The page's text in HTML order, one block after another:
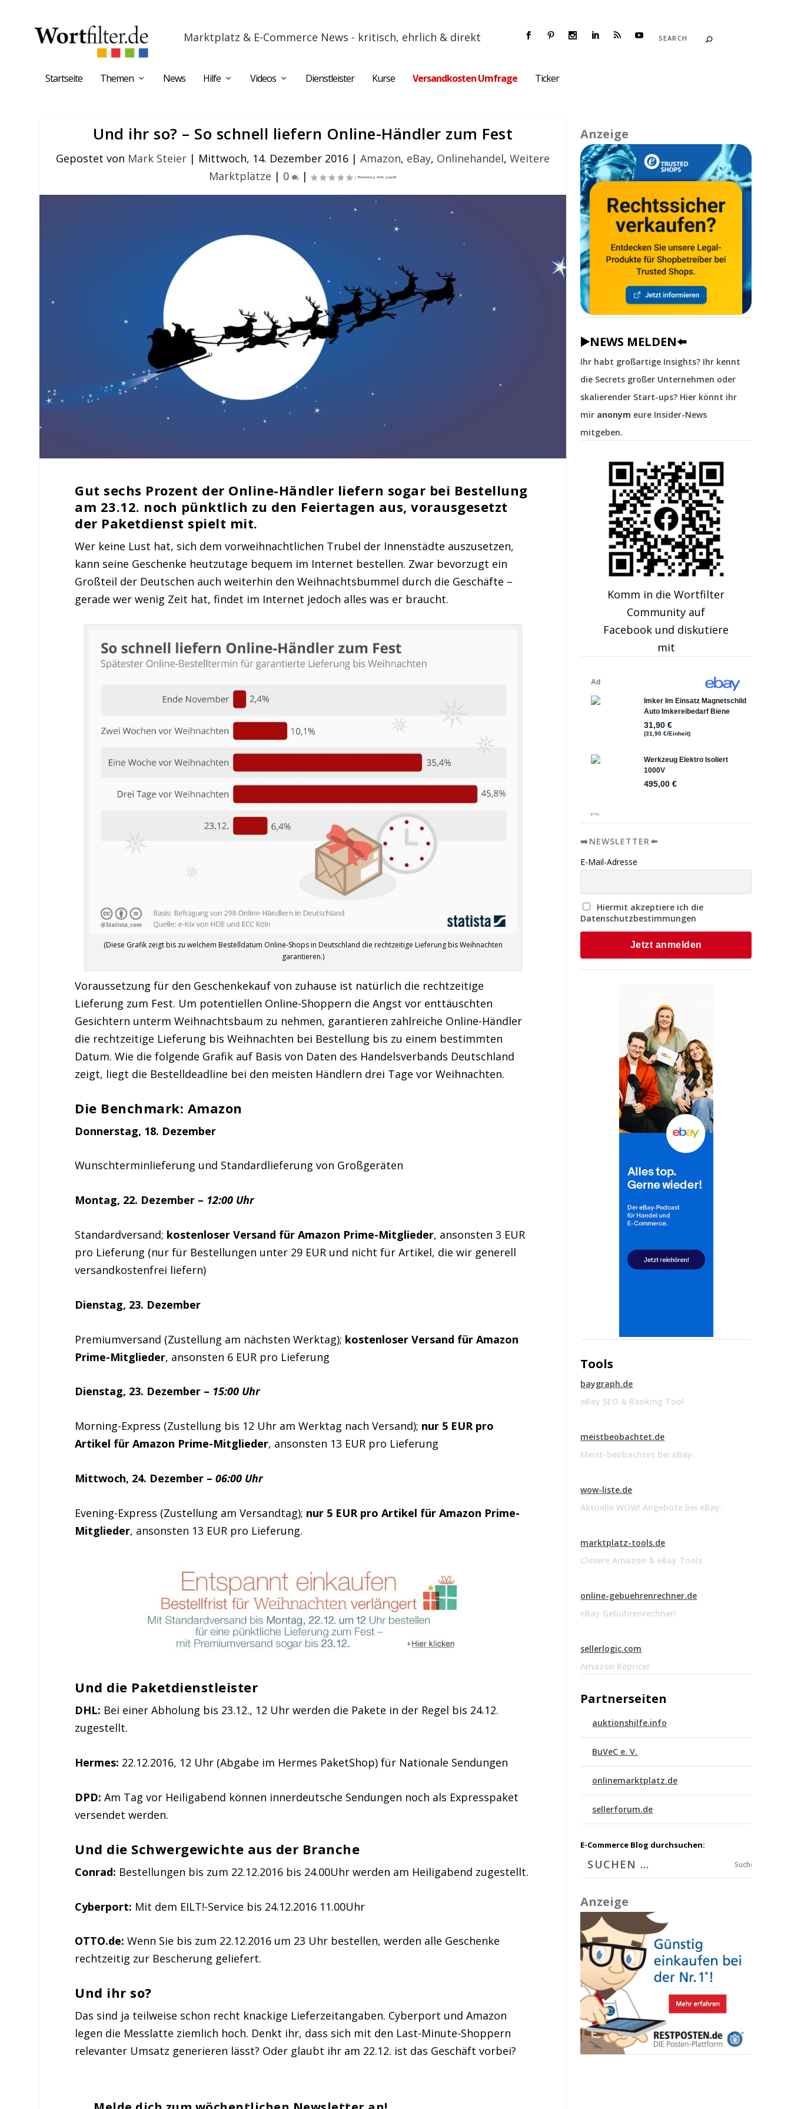
Marktplatz & E-Commerce News - kritisch, ehrlich & direkt
Startseite Themen News Hilfe Videos Dienstleister Kurse Versandkosten Umfrage Ticker
Und ihr so? – So schnell liefern Online-Händler zum Fest
Gepostet von Mark Steier | Mittwoch, 14. Dezember 2016 |Amazon, eBay, Onlinehandel,Weitere
Marktplätze | 0 |
Gut sechs Prozent der Online-Händler liefern sogar bei Bestellung
am 23.12. noch pünktlich zu den Feiertagen aus, vorausgesetzt
der Paketdienst spielt mit.
Wer keine Lust hat, sich dem vorweihnachtlichen Trubel der Innenstädte auszusetzen,
kann seine Geschenke heutzutage bequem im Internet bestellen. Zwar bevorzugt ein
Großteil der Deutschen auch weiterhin den Weihnachtsbummel durch die Geschäfte –
gerade wer wenig Zeit hat, findet im Internet jedoch alles was er braucht.
(Diese Grafik zeigt bis zu welchem Bestelldatum Online-Shops in Deutschland die rechtzeitige Lieferung bis Weihnachten
garantieren.)
Voraussetzung für den Geschenkekauf von zuhause ist natürlich die rechtzeitige
Lieferung zum Fest. Um potentiellen Online-Shoppern die Angst vor enttäuschten
Gesichtern unterm Weihnachtsbaum zu nehmen, garantieren zahlreiche Online-Händler
die rechtzeitige Lieferung bis Weihnachten bei Bestellung bis zu einem bestimmten
Datum. Wie die folgende Grafik auf Basis von Daten des Handelsverbands Deutschland
zeigt, liegt die Bestelldeadline bei den meisten Händlern drei Tage vor Weihnachten.
Die Benchmark: Amazon
Donnerstag, 18. Dezember
Wunschterminlieferung und Standardlieferung von Großgeräten
Montag, 22. Dezember – 12:00 Uhr
Standardversand; kostenloser Versand für Amazon Prime-Mitglieder, ansonsten 3 EUR
pro Lieferung (nur für Bestellungen unter 29 EUR und nicht für Artikel, die wir generell
versandkostenfrei liefern)
Dienstag, 23. Dezember
Premiumversand (Zustellung am nächsten Werktag); kostenloser Versand für Amazon
Prime-Mitglieder, ansonsten 6 EUR pro Lieferung
Dienstag, 23. Dezember – 15:00 Uhr
Morning-Express (Zustellung bis 12 Uhr am Werktag nach Versand); nur 5 EUR pro
Artikel für Amazon Prime-Mitglieder, ansonsten 13 EUR pro Lieferung
Mittwoch, 24. Dezember –06:00 Uhr
Evening-Express (Zustellung am Versandtag); nur 5 EUR pro Artikel für Amazon Prime-
Mitglieder, ansonsten 13 EUR pro Lieferung.
Und die Paketdienstleister
DHL: Bei einer Abholung bis 23.12., 12 Uhr werden die Pakete in der Regel bis 24.12.
zugestellt.
Hermes: 22.12.2016, 12 Uhr (Abgabe im Hermes PaketShop) für Nationale Sendungen
DPD: Am Tag vor Heiligabend können innerdeutsche Sendungen noch als Expresspaket
versendet werden.
Und die Schwergewichte aus der Branche
Conrad: Bestellungen bis zum 22.12.2016 bis 24.00Uhr werden am Heiligabend zugestellt.
Cyberport: Mit dem EILT!-Service bis 24.12.2016 11.00Uhr
OTTO.de: Wenn Sie bis zum 22.12.2016 um 23 Uhr bestellen, werden alle Geschenke
rechtzeitig zur Bescherung geliefert.
Und ihr so?
Das sind ja teilweise schon recht knackige Lieferzeitangaben. Cyberport und Amazon
legen die Messlatte ziemlich hoch. Denkt ihr, dass sich mit den Last-Minute-Shoppern
relevanter Umsatz generieren lässt? Oder glaubt ihr am 22.12. ist das Geschäft vorbei?
Anzeige
▶️NEWS MELDEN⬅️
Ihr habt großartige Insights? Ihr kennt
die Secrets großer Unternehmen oder
skalierender Start-ups? Hier könnt ihr
mir anonym eure Insider-News
mitgeben.
Komm in die Wortfilter
Community auf
Facebook und diskutiere
mit
➡️NEWSLETTER⬅️
E-Mail-Adresse
Hiermit akzeptiere ich die
Datenschutzbestimmungen
Tools
baygraph.de
eBay SEO & Ranking Tool
meistbeobachtet.de
Meist-beobachtet bei eBay.
wow-liste.de
Aktuelle WOW! Angebote bei eBay.
marktplatz-tools.de
Clevere Amazon & eBay Tools
online-gebuehrenrechner.de
eBay Gebührenrechner!
sellerlogic.com
Amazon Repricer
Partnerseiten
auktionshilfe.info
BuVeC e. V.
onlinemarktplatz.de
sellerforum.de
E-Commerce Blog durchsuchen:
Suchen
Anzeige